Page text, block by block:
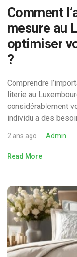
Comment
mesure au
optimiser
?
Comprendre
literie au
considérablement
individu a des
2 ans ago Admin
Read More